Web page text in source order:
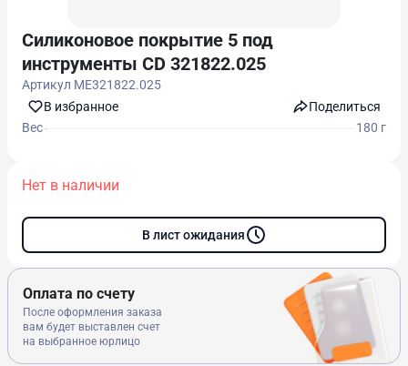
Силиконовое покрытие 5 под
инструменты CD 321822.025
Артикул ME321822.025
В избранноe
Поделиться
Вес
180 г
Нет в наличии
В лист ожидания
Оплата по счету
После оформления заказа
вам будет выставлен счет
на выбранное юрлицо